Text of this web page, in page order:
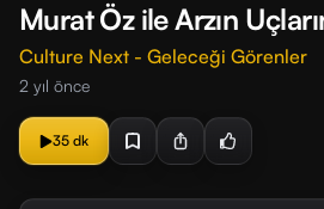
Murat Öz ile Arzın
Culture Next - Geleceği Görenler
2 yıl önce
35 dk